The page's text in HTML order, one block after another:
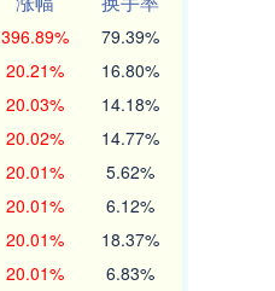
396.89% 79.39%
20.21% 16.80%
20.03% 14.18%
20.02% 14.77%
20.01% 5.62%
20.01% 6.12%
20.01% 18.37%
20.01% 6.83%